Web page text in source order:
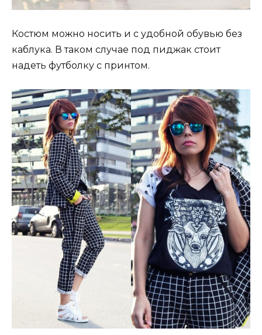
Костюм можно носить и с удобной обувью без
каблука. В таком случае под пиджак стоит
надеть футболку с принтом.